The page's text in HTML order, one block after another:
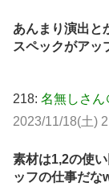
あんまり演出と
スペックがアッ
218: 名無しさん
2023/11/18(土)
素材は1,2の使
ッフの仕事だな